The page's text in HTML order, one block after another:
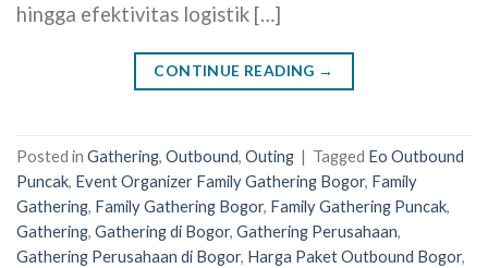
hingga efektivitas logistik […]
CONTINUE READING →
Posted in Gathering, Outbound, Outing | Tagged Eo Outbound
Puncak, Event Organizer Family Gathering Bogor, Family
Gathering, Family Gathering Bogor, Family Gathering Puncak,
Gathering, Gathering di Bogor, Gathering Perusahaan,
Gathering Perusahaan di Bogor, Harga Paket Outbound Bogor,